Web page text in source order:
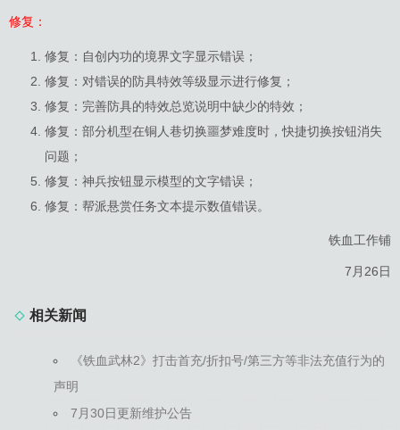
修复：
修复：自创内功的境界文字显示错误；
修复：对错误的防具特效等级显示进行修复；
修复：完善防具的特效总览说明中缺少的特效；
修复：部分机型在铜人巷切换噩梦难度时，快捷切换按钮消失
问题；
修复：神兵按钮显示模型的文字错误；
修复：帮派悬赏任务文本提示数值错误。
铁血工作铺
7月26日
相关新闻
《铁血武林2》打击首充/折扣号/第三方等非法充值行为的
声明
7月30日更新维护公告